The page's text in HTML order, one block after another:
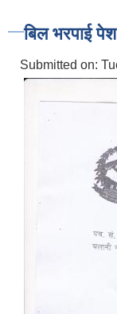
बिल भरपाई
Submitted on: